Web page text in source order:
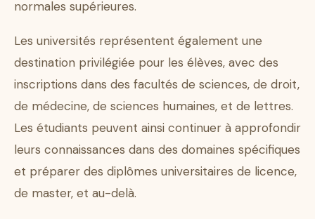
normales supérieures.
Les universités représentent également une
destination privilégiée pour les élèves, avec des
inscriptions dans des facultés de sciences, de droit,
de médecine, de sciences humaines, et de lettres.
Les étudiants peuvent ainsi continuer à approfondir
leurs connaissances dans des domaines spécifiques
et préparer des diplômes universitaires de licence,
de master, et au-delà.